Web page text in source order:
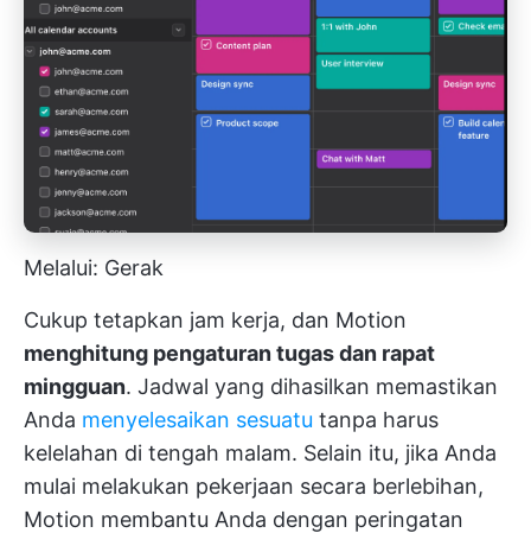
Melalui: Gerak
Cukup tetapkan jam kerja, dan Motion
menghitung pengaturan tugas dan rapat
mingguan. Jadwal yang dihasilkan memastikan
Anda menyelesaikan sesuatu tanpa harus
kelelahan di tengah malam. Selain itu, jika Anda
mulai melakukan pekerjaan secara berlebihan,
Motion membantu Anda dengan peringatan